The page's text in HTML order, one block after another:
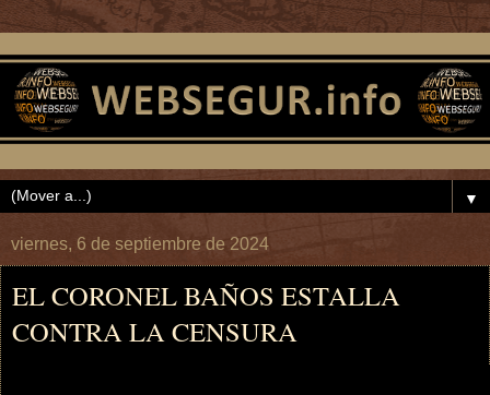
▼
viernes, 6 de septiembre de 2024
EL CORONEL BAÑOS ESTALLA
CONTRA LA CENSURA